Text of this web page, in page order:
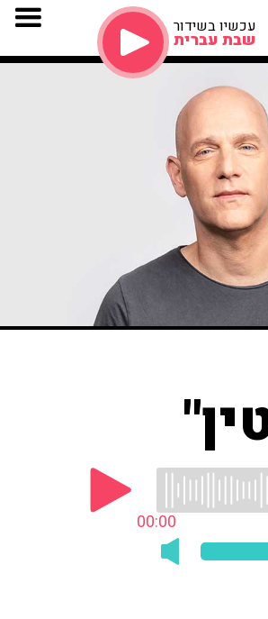
עכשיו בשידור
שבת עברית
00:00